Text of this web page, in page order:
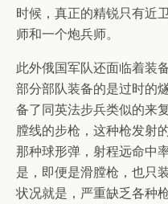
时候，真正的精锐只有近
师和一个炮兵师。
此外俄国军队还面临着装
部分部队装备的是过时的
备了同英法步兵类似的来
膛线的步枪，这种枪发射
那种球形弹，射程远命中
是，即便是滑膛枪，也只
状况就是，严重缺乏各种